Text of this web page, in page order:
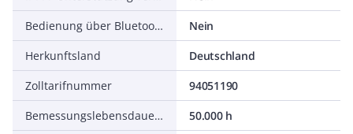
Bedienung über Bluetooth
Nein
Herkunftsland
Deutschland
Zolltarifnummer
94051190
Bemessungslebensdauer L80/B10 bei 25 °C
50.000 h